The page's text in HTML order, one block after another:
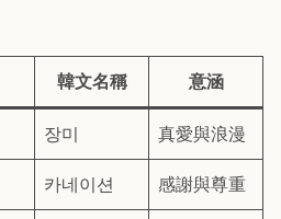
韓文名稱 意涵
장미 真愛與浪漫
카네이션 感謝與尊重